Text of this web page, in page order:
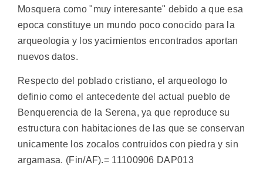
Mosquera como "muy interesante" debido a que esa
epoca constituye un mundo poco conocido para la
arqueologia y los yacimientos encontrados aportan
nuevos datos.
Respecto del poblado cristiano, el arqueologo lo
definio como el antecedente del actual pueblo de
Benquerencia de la Serena, ya que reproduce su
estructura con habitaciones de las que se conservan
unicamente los zocalos contruidos con piedra y sin
argamasa. (Fin/AF).= 11100906 DAP013